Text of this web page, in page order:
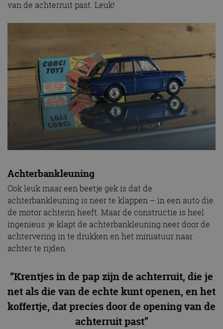
van de achterruit past. Leuk!
Achterbankleuning
Ook leuk maar een beetje gek is dat de
achterbankleuning is neer te klappen – in een auto die
de motor achterin heeft. Maar de constructie is heel
ingenieus: je klapt de achterbankleuning neer door de
achtervering in te drukken en het miniatuur naar
achter te rijden.
“Krentjes in de pap zijn de achterruit, die je
net als die van de echte kunt openen, en het
koffertje, dat precies door de opening van de
achterruit past”